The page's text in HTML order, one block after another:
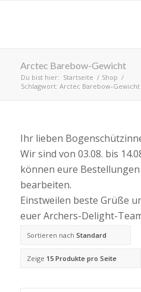
Arctec Barebow-Gewicht
Du bist hier: Startseite / Shop /
Schlagwort: Arctec Barebow-Gewicht
Ihr lieben
Wir sind von 03.08. bis
können eure
bearbeiten.
Einstweilen beste Grüße
euer Archers-Delight-
Sortieren nach Standard
Zeige 15 Produkte pro Seite